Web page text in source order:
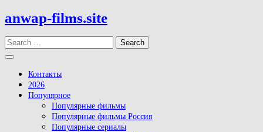
Skip
to
content
anwap-films.site
Search
Open
Button
Контакты
2026
Популярное
Популярные фильмы
Популярные фильмы Россия
Популярные сериалы